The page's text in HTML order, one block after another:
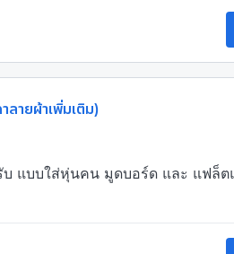
ายผ้าเพิ่มเติม)
แบบใส่หุ่นคน มูดบอร์ด และ แฟล็ต